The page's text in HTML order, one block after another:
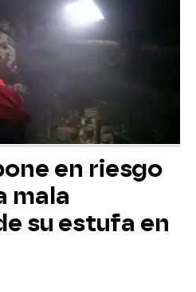
en riesgo
mala
su estufa en